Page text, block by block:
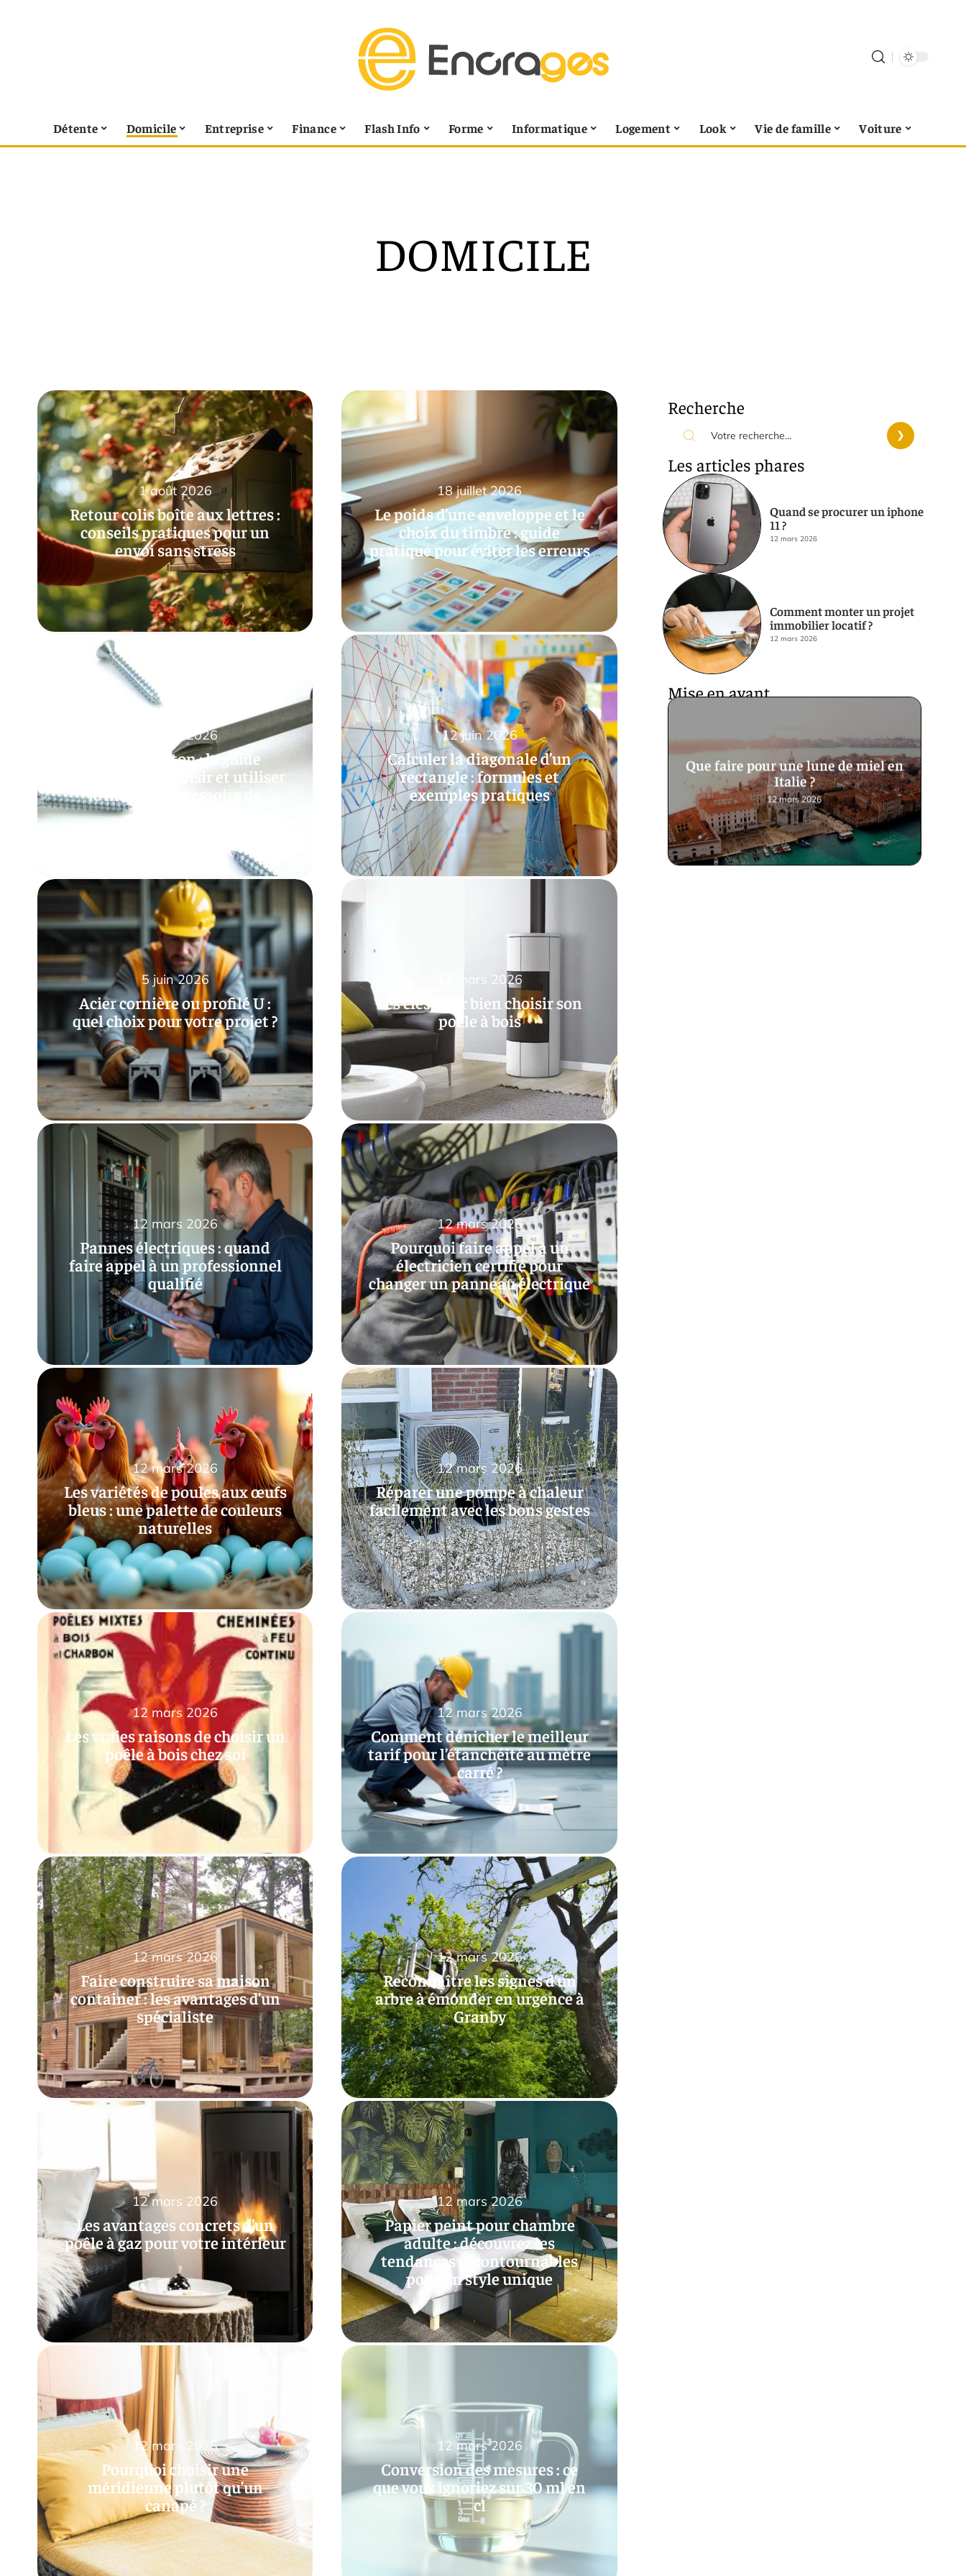
Détente Domicile Entreprise Finance Flash Info Forme Informatique Logement Look Vie de famille Voiture
DOMICILE
Retour colis boîte aux lettres :
conseils pratiques pour un
envoi sans stress
1 août 2026
Le poids d’une enveloppe et le
choix du timbre : guide
pratique pour éviter les erreurs
18 juillet 2026
Tirefond béton : le guide
complet pour choisir et utiliser
le meilleur accessoire de
17 juillet 2026
Calculer la diagonale d’un
rectangle : formules et
exemples pratiques
12 juin 2026
Acier cornière ou profilé U :
quel choix pour votre projet ?
5 juin 2026
Les clés pour bien choisir son
poêle à bois
12 mars 2026
Pannes électriques : quand
faire appel à un professionnel
qualifié
12 mars 2026
Pourquoi faire appel à un
électricien certifié pour
changer un panneau électrique
12 mars 2026
Les variétés de poules aux œufs
bleus : une palette de couleurs
naturelles
12 mars 2026
Réparer une pompe à chaleur
facilement avec les bons gestes
12 mars 2026
Les vraies raisons de choisir un
poêle à bois chez soi
12 mars 2026
Comment dénicher le meilleur
tarif pour l’étanchéité au mètre
carré ?
12 mars 2026
Faire construire sa maison
container : les avantages d’un
spécialiste
12 mars 2026
Reconnaître les signes d’un
arbre à émonder en urgence à
Granby
12 mars 2026
Les avantages concrets d’un
poêle à gaz pour votre intérieur
12 mars 2026
Papier peint pour chambre
adulte : découvrez les
tendances incontournables
pour un style unique
12 mars 2026
Pourquoi choisir une
méridienne plutôt qu’un
canapé ?
12 mars 2026
Conversion des mesures : ce
que vous ignoriez sur 30 ml en
cl
12 mars 2026
Recherche
Les articles phares
Quand se procurer un iphone
11 ?
12 mars 2026
Comment monter un projet
immobilier locatif ?
12 mars 2026
Mise en avant
Que faire pour une lune de miel en
Italie ?
12 mars 2026